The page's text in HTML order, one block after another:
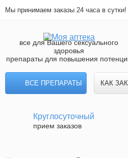
Мы принимаем заказы 24 часа в сутки!
все для Вашего сексуального
здоровья
препараты для повышения
ВСЕ ПРЕПАРАТЫ КАК
Круглосуточный
прием заказов